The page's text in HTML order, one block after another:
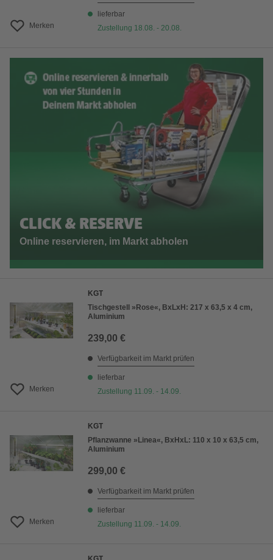
Merken
lieferbar
Zustellung 18.08. - 20.08.
CLICK & RESERVE
Online reservieren, im Markt abholen
Merken
KGT
Tischgestell »Rose«, BxLxH: 217 x 63,5 x 4 cm,
Aluminium
239,00 €
Verfügbarkeit im Markt prüfen
lieferbar
Zustellung 11.09. - 14.09.
Merken
KGT
Pflanzwanne »Linea«, BxHxL: 110 x 10 x 63,5 cm,
Aluminium
299,00 €
Verfügbarkeit im Markt prüfen
lieferbar
Zustellung 11.09. - 14.09.